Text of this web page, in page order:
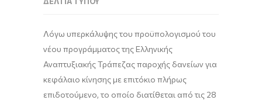
Λόγω υπερκάλυψης του προϋπολογισμού του
νέου προγράμματος της Ελληνικής
Αναπτυξιακής Τράπεζας παροχής δανείων για
κεφάλαιο κίνησης με επιτόκιο πλήρως
επιδοτούμενο, το οποίο διατίθεται από τις 28